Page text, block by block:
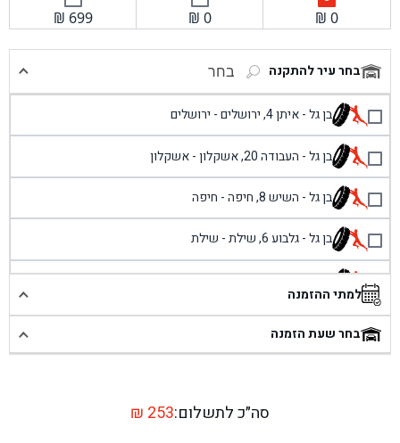
₪ 0
₪ 0
₪ 699
בחר עיר להתקנה בחר
בן גל - איתן 4, ירושלים - ירושלים
בן גל - העבודה 20, אשקלון - אשקלון
בן גל - השיש 8, חיפה - חיפה
בן גל - גלבוע 6, שילת - שילת
בן גל - פוריידיס, כניסה צפונית מול כביש 4 - פרדיס
בן גל - שכונת אזור תעשייה זעירה, עיילבון - עיילבון
בן גל - דרך השבעה 20, אזור - אזור
למתי ההזמנה
בחר שעת הזמנה
סה״כ לתשלום: ₪ 253